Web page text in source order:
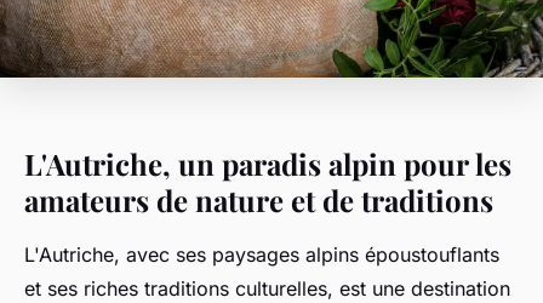
L'Autriche, un paradis alpin pour les
amateurs de nature et de traditions
L'Autriche, avec ses paysages alpins époustouflants
et ses riches traditions culturelles, est une destination